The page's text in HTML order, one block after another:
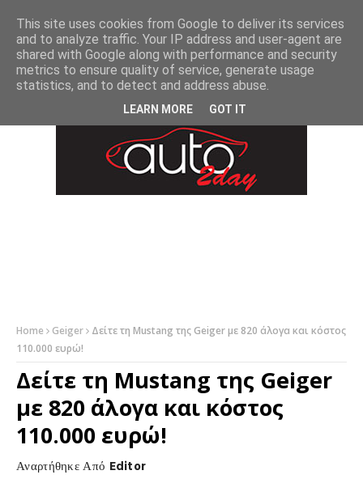
Home Geiger
Δείτε τη Mustang της Geiger με 820 άλογα και κόστος
110.000 ευρώ!
Δείτε τη Mustang της Geiger
με 820 άλογα και κόστος
110.000 ευρώ!
Αναρτήθηκε Από Editor
This site uses cookies from Google to deliver its services
and to analyze traffic. Your IP address and user-agent are
shared with Google along with performance and security
metrics to ensure quality of service, generate usage
statistics, and to detect and address abuse.
LEARN MORE GOT IT